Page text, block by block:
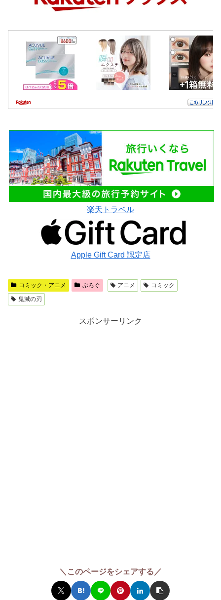
楽天トラベル
Apple Gift Card 認定店
コミック・アニメ ぶろぐ アニメ
コミック
鬼滅の刃
スポンサーリンク
＼このページをシェアする／